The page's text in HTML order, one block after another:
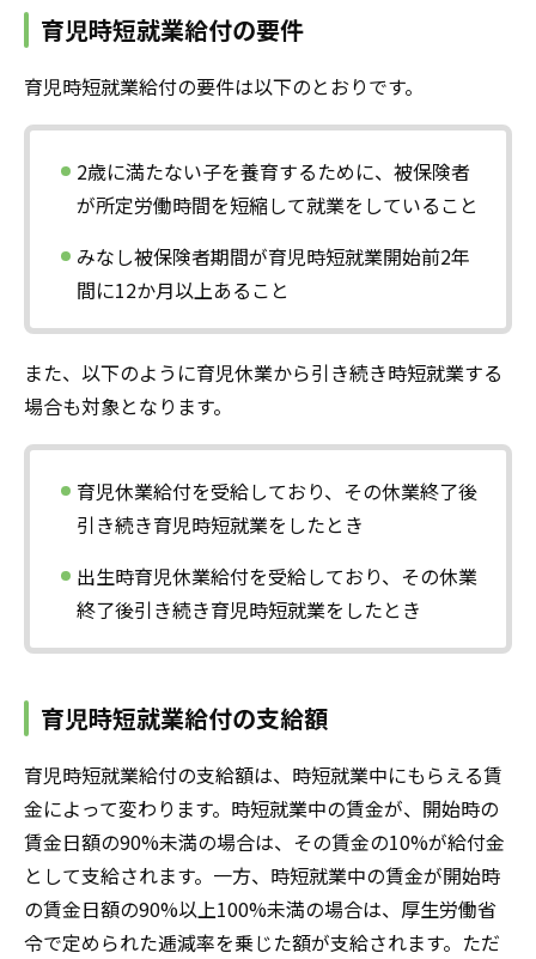
す。 2024年7月時点ではまだ改正内容の詳細は定められて
いて解説します。
育児時短就業給付の要件
育児時短就業給付の要件は以下のとおりです。
2歳に満たない子を養育するために、被保険者
が所定労働時間を短縮して就業をしていること
みなし被保険者期間が育児時短就業開始前2年
間に12か月以上あること
また、以下のように育児休業から引き続き時短就業する
場合も対象となります。
育児休業給付を受給しており、その休業終了後
引き続き育児時短就業をしたとき
出生時育児休業給付を受給しており、その休業
終了後引き続き育児時短就業をしたとき
育児時短就業給付の支給額
育児時短就業給付の支給額は、時短就業中にもらえる賃
金によって変わります。時短就業中の賃金が、開始時の
賃金日額の90%未満の場合は、その賃金の10%が給付金
として支給されます。一方、時短就業中の賃金が開始時
の賃金日額の90%以上100%未満の場合は、厚生労働省
令で定められた逓減率を乗じた額が支給されます。ただ